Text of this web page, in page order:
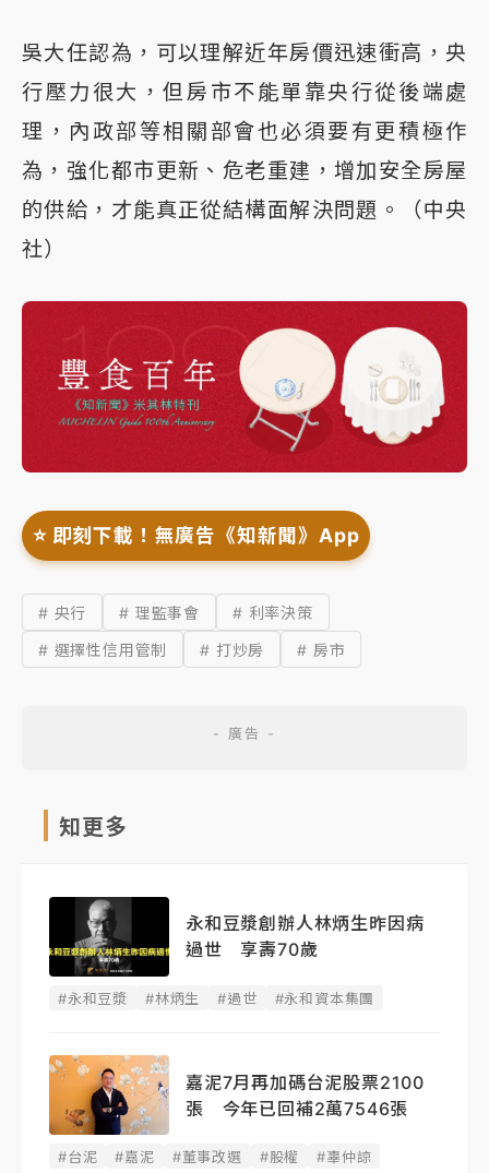
吳大任認為，可以理解近年房價迅速衝高，央
行壓力很大，但房市不能單靠央行從後端處
理，內政部等相關部會也必須要有更積極作
為，強化都市更新、危老重建，增加安全房屋
的供給，才能真正從結構面解決問題。（中央
社）
⭐️ 即刻下載！無廣告《知新聞》App
# 央行 # 理監事會
# 利率決策
# 選擇性信用管制
# 打炒房 # 房市
知更多
永和豆漿創辦人林炳生昨因病
過世 享壽70歲
#永和豆漿 #林炳生 #過世 #永和資本集團
嘉泥7月再加碼台泥股票2100
張 今年已回補2萬7546張
#台泥 #嘉泥 #董事改選 #股權 #辜仲諒